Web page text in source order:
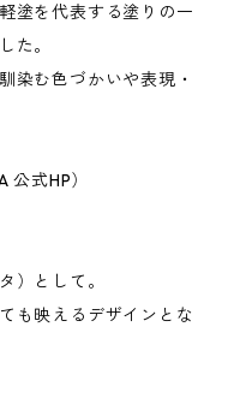
塗を代表する塗りの一
た。
染む色づかいや表現・
公式HP）
）として。
も映えるデザインとな